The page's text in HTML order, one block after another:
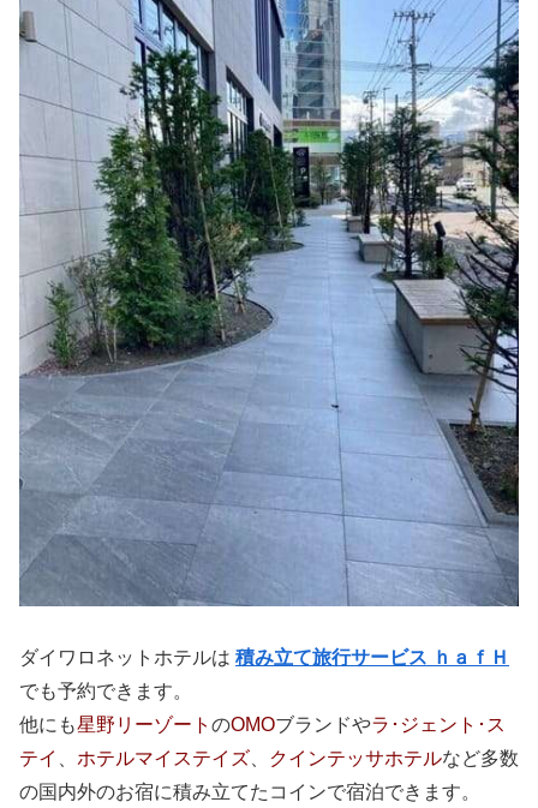
ダイワロネットホテルは 積み立て旅行サービス ｈａｆＨ
でも予約できます。
他にも星野リーゾート のOMOブランドやラ･ジェント･ス
テイ
ホテルマイステイズ クインテッサホテルなど多数
の国内外のお宿に積み立てたコインで宿泊できます。